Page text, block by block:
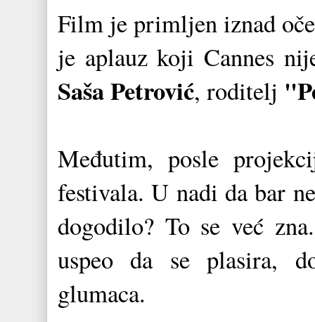
Film je primljen iznad
je aplauz koji Cannes
Saša Petrović, roditelj
Međutim, posle
festivala. U nadi da bar
dogodilo? To se već
uspeo da se plasira,
glumaca.